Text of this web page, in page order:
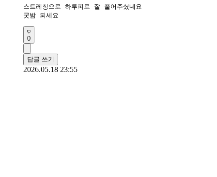
스트레칭으로 하루피로 잘 풀어주셨네요
굿밤 되세요
0
답글 쓰기
2026.05.18 23:55